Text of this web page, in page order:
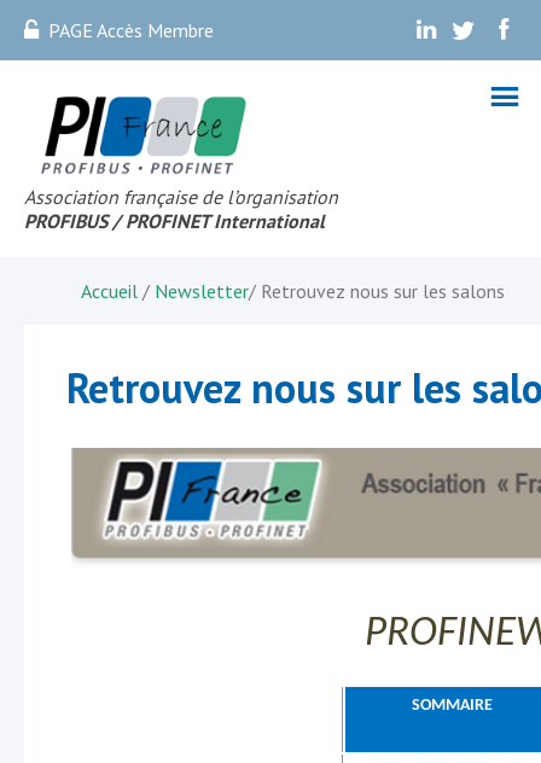
PAGE Accès Membre . . .
Association française de l’organisation
PROFIBUS / PROFINET International
Accueil / Newsletter/ Retrouvez nous sur les salons
Retrouvez nous sur les
SOMMAIRE